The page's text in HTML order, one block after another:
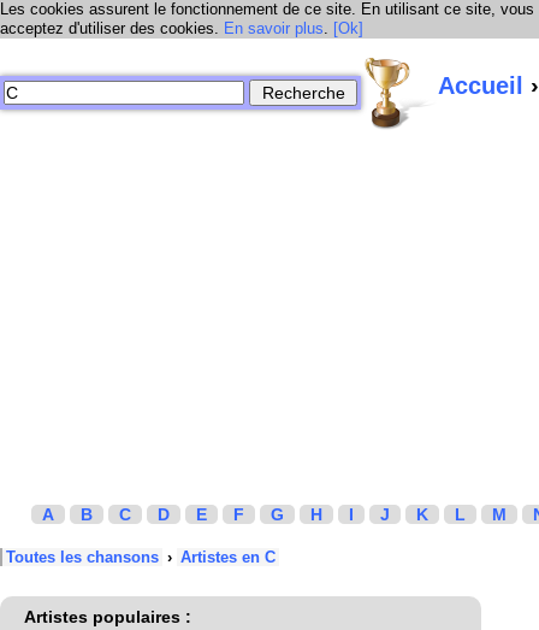
Les cookies assurent le fonctionnement de ce site. En utilisant ce site, vous
acceptez d'utiliser des cookies. En savoir plus. [Ok]
Accueil
A B C D E F G H I J K L M
Toutes les chansons › Artistes en C
Artistes populaires :